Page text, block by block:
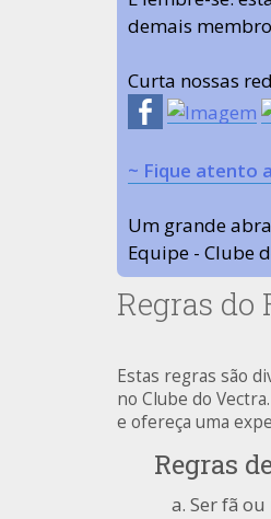
demais
Curta nossas
~ Fique atento
Um grande
Equipe - Clube
Regras do
Estas regras são
no Clube do
e ofereça uma
Regras
Ser fã